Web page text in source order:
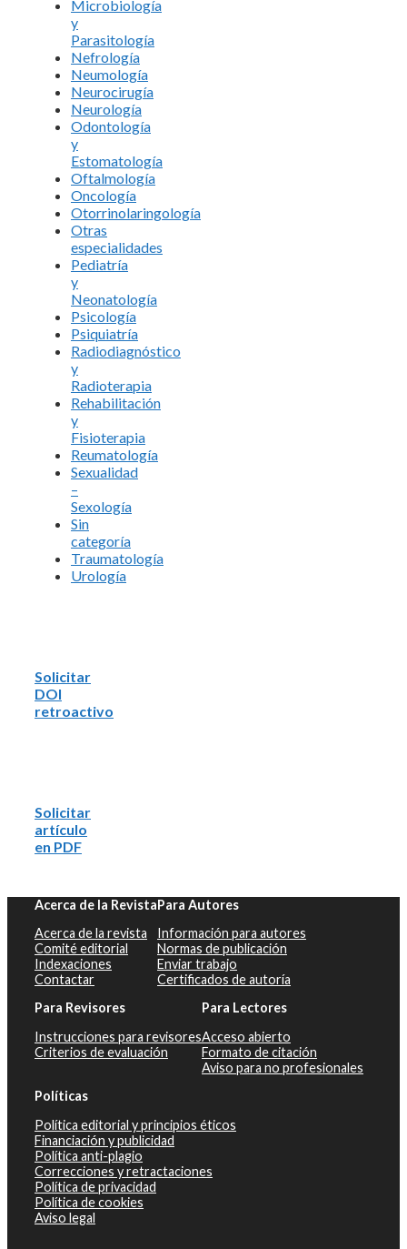
Microbiología
y
Parasitología
Nefrología
Neumología
Neurocirugía
Neurología
Odontología
y
Estomatología
Oftalmología
Oncología
Otorrinolaringología
Otras
especialidades
Pediatría
y
Neonatología
Psicología
Psiquiatría
Radiodiagnóstico
y
Radioterapia
Rehabilitación
y
Fisioterapia
Reumatología
Sexualidad
–
Sexología
Sin
categoría
Traumatología
Urología
Solicitar
DOI
retroactivo
Solicitar
artículo
en PDF
Acerca de la Revista
Acerca de la revista
Comité editorial
Indexaciones
Contactar
Para Autores
Información para autores
Normas de publicación
Enviar trabajo
Certificados de autoría
Para Revisores
Instrucciones para revisores
Criterios de evaluación
Para Lectores
Acceso abierto
Formato de citación
Aviso para no profesionales
Políticas
Política editorial y principios éticos
Financiación y publicidad
Política anti-plagio
Correcciones y retractaciones
Política de privacidad
Política de cookies
Aviso legal